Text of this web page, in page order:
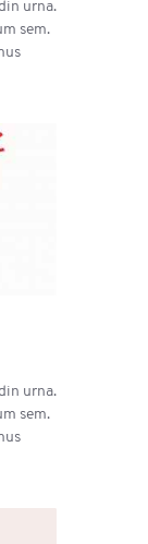
urna.
sem.
urna.
sem.